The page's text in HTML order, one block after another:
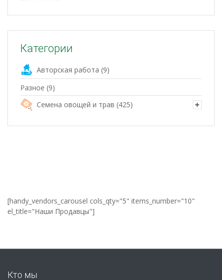
Категории
Авторская работа (9)
Разное (9)
Семена овощей и трав (425)
[handy_vendors_carousel cols_qty="5" items_number="10"
el_title="Наши Продавцы"]
Кто мы